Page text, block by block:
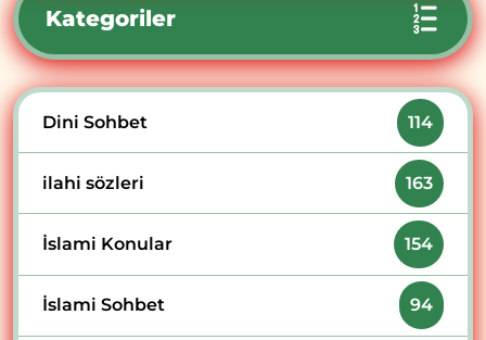
Kategoriler
Dini Sohbet 114
ilahi sözleri 163
İslami Konular 154
İslami Sohbet 94